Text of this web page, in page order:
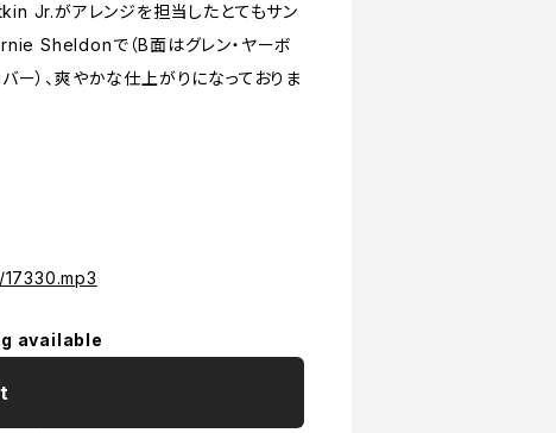
Jr.がアレンジを担当したとてもサン
Sheldonで（B面はグレン・ヤーボ
）、爽やかな仕上がりになっておりま
available